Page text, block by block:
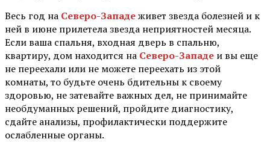
Весь год на Северо-Западеживет звезда болезней и к
ней в июне прилетела звезда неприятностей месяца.
Если ваша спальня, входная дверь в спальню,
квартиру, дом находится на Северо-Западе и вы еще
не переехали или не можете переехать из этой
комнаты, то будьте очень бдительны к своему
здоровью, не затевайте важных дел, не принимайте
необдуманных решений, пройдите диагностику,
сдайте анализы, профилактически поддержите
ослабленные органы. ⠀